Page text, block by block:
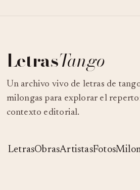
LetrasTango
Un archivo vivo de letras de
milongas para explorar el
contexto editorial.
LetrasObrasArtistasFotos